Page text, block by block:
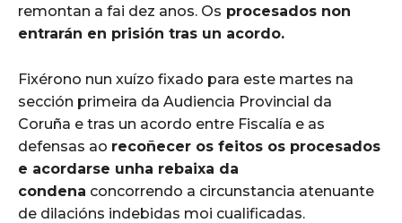
remontan a fai dez anos. Os procesados non
entrarán en prisión tras un acordo.
Fixérono nun xuízo fixado para este martes na
sección primeira da Audiencia Provincial da
Coruña e tras un acordo entre Fiscalía e as
defensas ao recoñecer os feitos os procesados
e acordarse unha rebaixa da
condena concorrendo a circunstancia atenuante
de dilacións indebidas moi cualificadas.